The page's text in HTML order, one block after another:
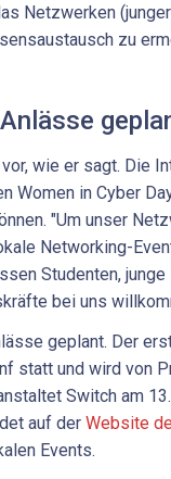
Netzwerken
zu
wie er sagt. Die
Women in Cyber
"Um unser
Networking-
Studenten,
bei uns
geplant. Der
statt und wird von
Switch am
auf der Website
Events.